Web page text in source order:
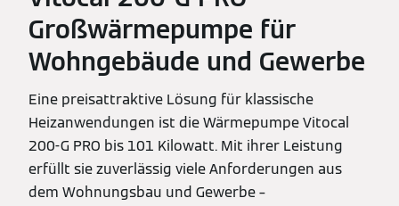
Großwärmepumpe für
Wohngebäude und Gewerbe
Eine preisattraktive Lösung für klassische
Heizanwendungen ist die Wärmepumpe Vitocal
200-G PRO bis 101 Kilowatt. Mit ihrer Leistung
erfüllt sie zuverlässig viele Anforderungen aus
dem Wohnungsbau und Gewerbe –